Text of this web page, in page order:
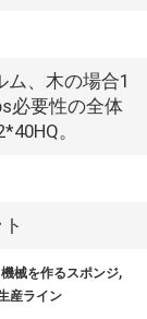
ム、木の場合1
必要性の全体
。
機械を作るスポンジ,
産ライン